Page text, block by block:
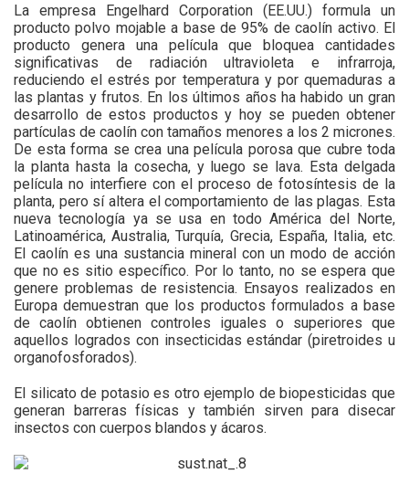
La empresa Engelhard Corporation (EE.UU.) formula un
producto polvo mojable a base de 95% de caolín activo. El
producto genera una película que bloquea cantidades
significativas de radiación ultravioleta e infrarroja,
reduciendo el estrés por temperatura y por quemaduras a
las plantas y frutos. En los últimos años ha habido un gran
desarrollo de estos productos y hoy se pueden obtener
partículas de caolín con tamaños menores a los 2 micrones.
De esta forma se crea una película porosa que cubre toda
la planta hasta la cosecha, y luego se lava. Esta delgada
película no interfiere con el proceso de fotosíntesis de la
planta, pero sí altera el comportamiento de las plagas. Esta
nueva tecnología ya se usa en todo América del Norte,
Latinoamérica, Australia, Turquía, Grecia, España, Italia, etc.
El caolín es una sustancia mineral con un modo de acción
que no es sitio específico. Por lo tanto, no se espera que
genere problemas de resistencia. Ensayos realizados en
Europa demuestran que los productos formulados a base
de caolín obtienen controles iguales o superiores que
aquellos logrados con insecticidas estándar (piretroides u
organofosforados).
El silicato de potasio es otro ejemplo de biopesticidas que
generan barreras físicas y también sirven para disecar
insectos con cuerpos blandos y ácaros.